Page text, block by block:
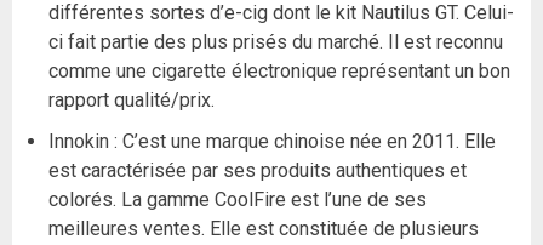
différentes sortes d’e-cig dont le kit Nautilus GT. Celui-
ci fait partie des plus prisés du marché. Il est reconnu
comme une cigarette électronique représentant un bon
rapport qualité/prix.
Innokin : C’est une marque chinoise née en 2011. Elle
est caractérisée par ses produits authentiques et
colorés. La gamme CoolFire est l’une de ses
meilleures ventes. Elle est constituée de plusieurs